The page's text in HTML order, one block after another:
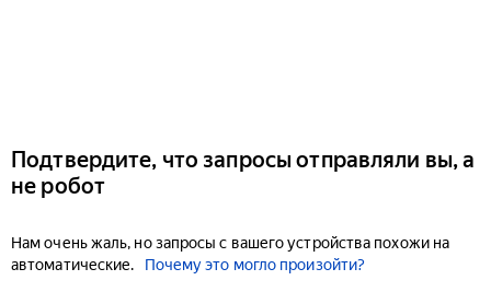
Подтвердите, что запросы отправляли вы, а
не робот
Нам очень жаль, но запросы с вашего устройства похожи на
автоматические.
Почему это могло произойти?